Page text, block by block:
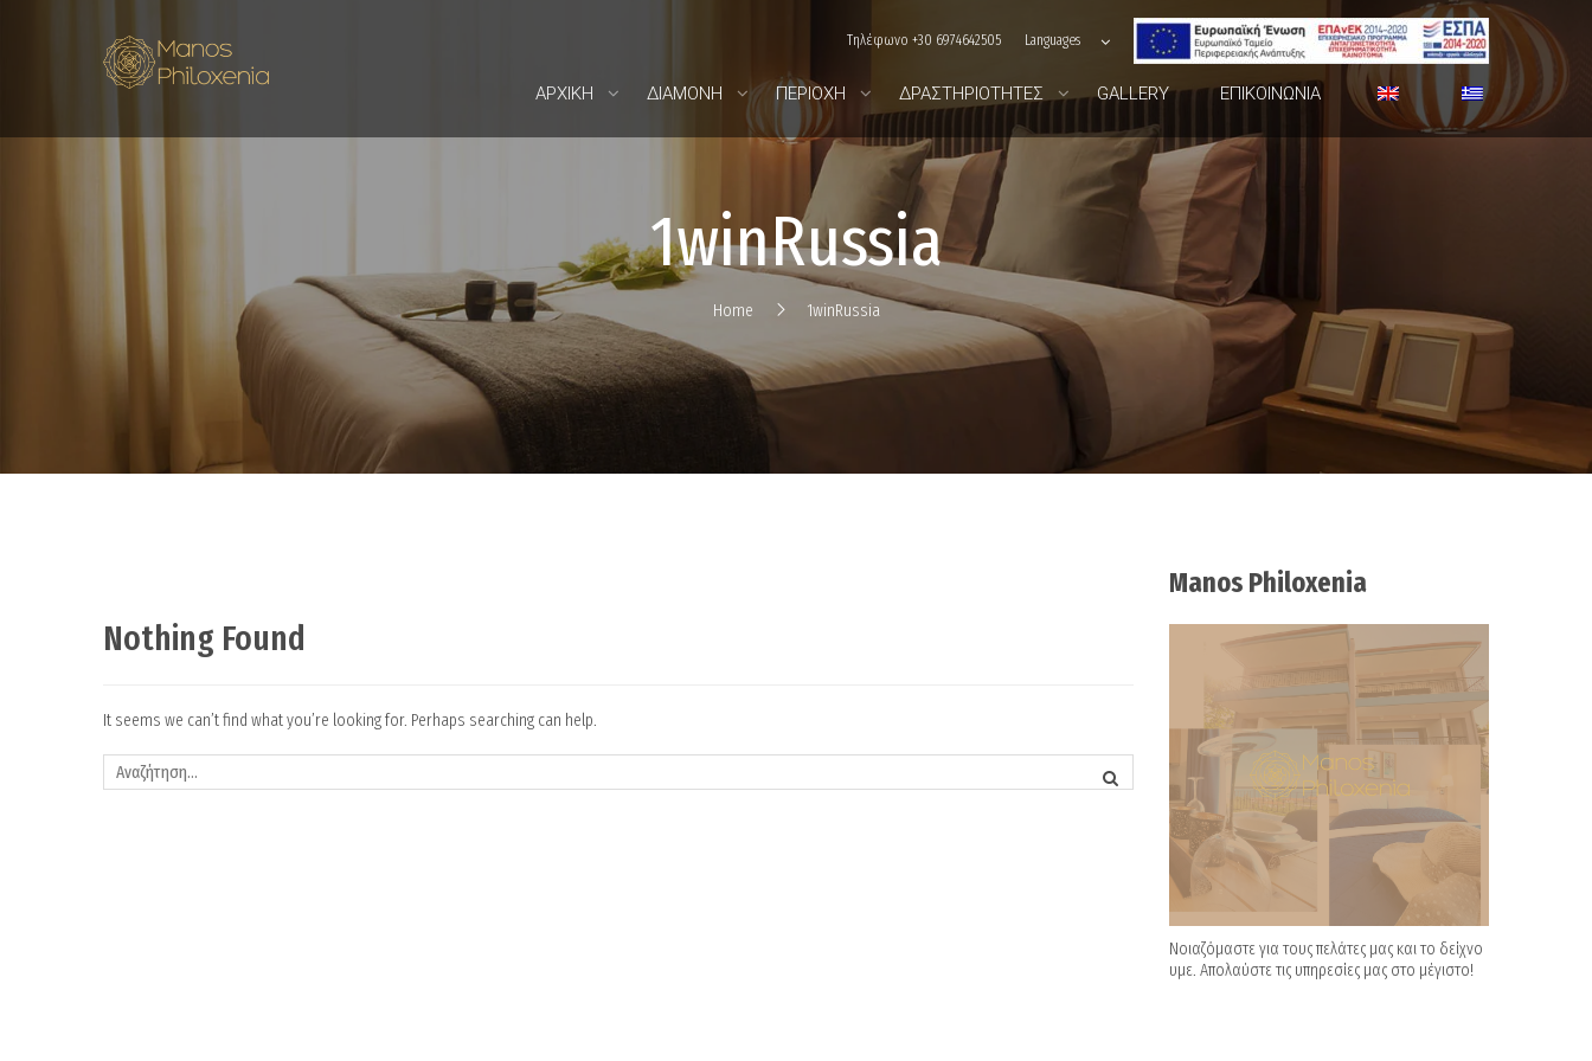
Τηλέφωνο +30 6974642505 Languages
ΑΡΧΙΚΉ ΔΙΑΜΟΝΉ ΠΕΡΙΟΧΉ ΔΡΑΣΤΗΡΙΌΤΗΤΕΣ GALLERY ΕΠΙΚΟΙΝΩΝΊΑ
1winRussia
Home 1winRussia
Nothing Found
It seems we can’t find what you’re looking for. Perhaps searching can help.
Manos Philoxenia
Νοιαζόμαστε για τους πελάτες μας και το δείχνο
υμε. Απολαύστε τις υπηρεσίες μας στο μέγιστο!